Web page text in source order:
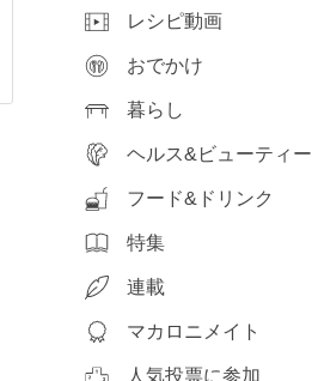
レシピ動画
おでかけ
暮らし
ヘルス&ビューティー
フード&ドリンク
特集
連載
マカロニメイト
人気投票に参加